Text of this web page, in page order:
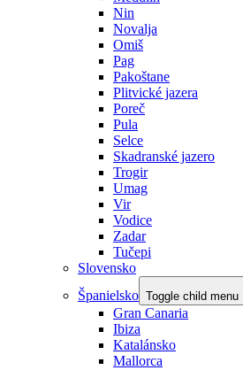
Nin
Novalja
Omiš
Pag
Pakoštane
Plitvické jazera
Poreč
Pula
Selce
Skadranské jazero
Trogir
Umag
Vir
Vodice
Zadar
Tučepi
Slovensko
Španielsko Toggle child menu
Gran Canaria
Ibiza
Katalánsko
Mallorca